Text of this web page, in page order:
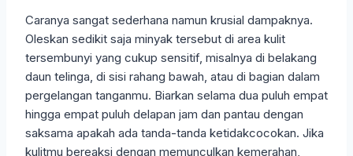
Caranya sangat sederhana namun krusial dampaknya.
Oleskan sedikit saja minyak tersebut di area kulit
tersembunyi yang cukup sensitif, misalnya di belakang
daun telinga, di sisi rahang bawah, atau di bagian dalam
pergelangan tanganmu. Biarkan selama dua puluh empat
hingga empat puluh delapan jam dan pantau dengan
saksama apakah ada tanda-tanda ketidakcocokan. Jika
kulitmu bereaksi dengan memunculkan kemerahan,